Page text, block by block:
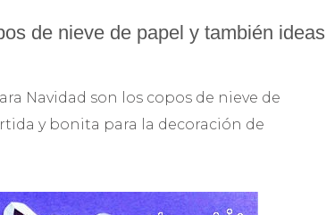
de nieve de papel y también ideas
Navidad son los copos de nieve de
y bonita para la decoración de